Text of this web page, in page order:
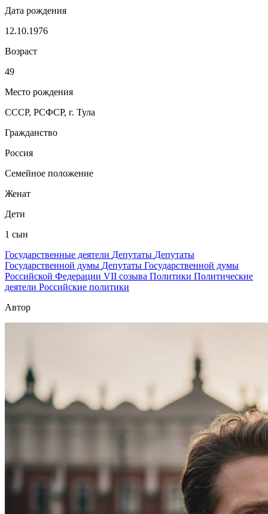
Дата рождения
12.10.1976
Возраст
49
Место рождения
СССР, РСФСР, г. Тула
Гражданство
Россия
Семейное положение
Женат
Дети
1 сын
Государственные деятели Депутаты Депутаты
Государственной думы Депутаты Государственной думы
Российской Федерации VII созыва Политики Политические
деятели Российские политики
Автор